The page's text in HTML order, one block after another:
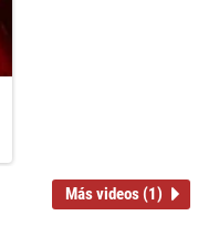
Más videos (1)